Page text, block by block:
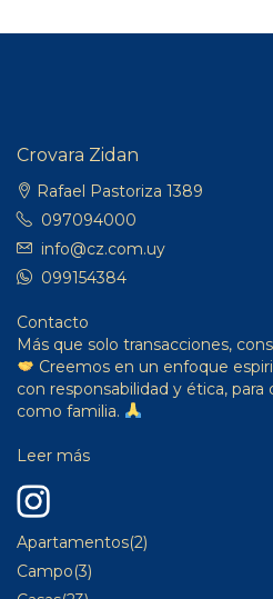
Crovara Zidan
Rafael Pastoriza 1389
097094000
info@cz.com.uy
099154384
Contacto
Más que solo transacciones,
Creemos en un enfoque
con responsabilidad y ética,
como familia.
Leer más
Apartamentos(2)
Campo(3)